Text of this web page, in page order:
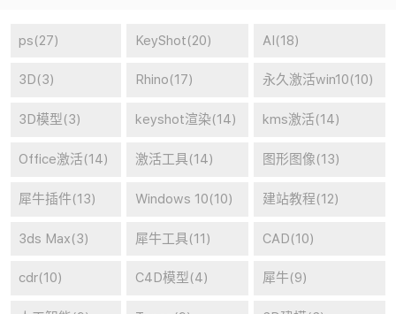
ps(27) KeyShot(20) AI(18)
3D(3) Rhino(17) 永久激活win10(10)
3D模型(3) keyshot渲染(14) kms激活(14)
Office激活(14) 激活工具(14) 图形图像(13)
犀牛插件(13) Windows 10(10) 建站教程(12)
3ds Max(3) 犀牛工具(11) CAD(10)
cdr(10) C4D模型(4) 犀牛(9)